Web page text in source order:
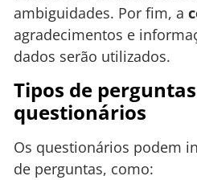
ambiguidades. Por fim, a
agradecimentos e
dados serão utilizados.
Tipos de
questionários
Os questionários podem
de perguntas, como: